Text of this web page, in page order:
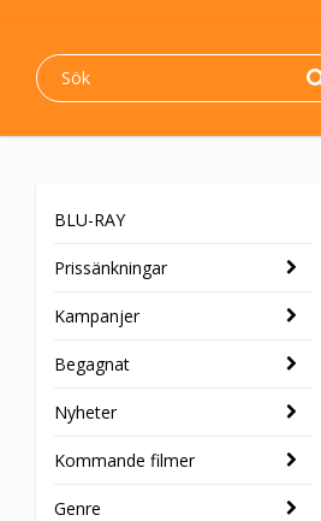
BLU-RAY
Prissänkningar
Kampanjer
Begagnat
Nyheter
Kommande filmer
Genre